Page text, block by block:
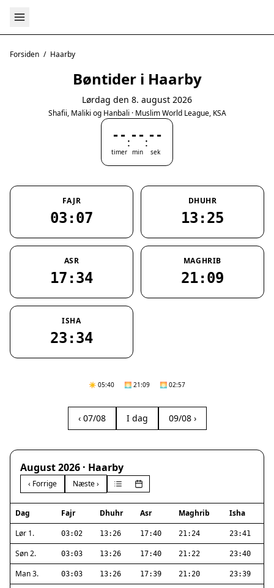
Forsiden / Haarby
Bøntider i Haarby
Lørdag den 8. august 2026
Shafii, Maliki og Hanbali · Muslim World League, KSA
--
timer
:--
min
:--
sek
FAJR
03:07
DHUHR
13:25
ASR
17:34
MAGHRIB
21:09
ISHA
23:34
☀️ 05:40 🌅 21:09 🌅 02:57
‹ 07/08 I dag 09/08 ›
August 2026 · Haarby
‹ Forrige Næste ›
Dag Fajr Dhuhr Asr Maghrib
Isha
Lør 1.
03:02 13:26 17:40 21:24 23:41
Søn 2. 03:03 13:26 17:40 21:22 23:40
Man 3. 03:03 13:26 17:39 21:20 23:39